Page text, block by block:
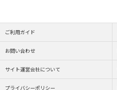
ご利用ガイド
お問い合わせ
サイト運営会社について
プライバシーポリシー